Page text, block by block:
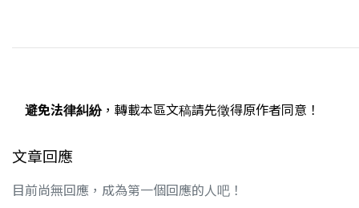
避免法律糾紛，轉載本區文稿請先徵得原作者同意！
文章回應
目前尚無回應，成為第一個回應的人吧！